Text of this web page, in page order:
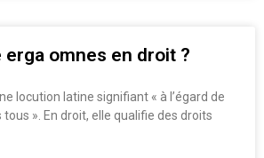
erga omnes en droit ?
locution latine signifiant « à l’égard de
tous ». En droit, elle qualifie des droits